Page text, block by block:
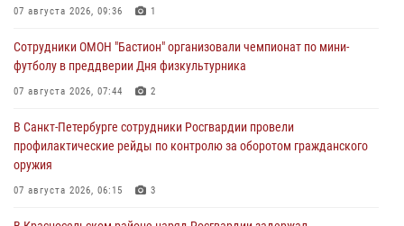
07 августа 2026, 09:36 1
Сотрудники ОМОН "Бастион" организовали чемпионат по мини-
футболу в преддверии Дня физкультурника
07 августа 2026, 07:44 2
В Санкт-Петербурге сотрудники Росгвардии провели
профилактические рейды по контролю за оборотом гражданского
оружия
07 августа 2026, 06:15 3